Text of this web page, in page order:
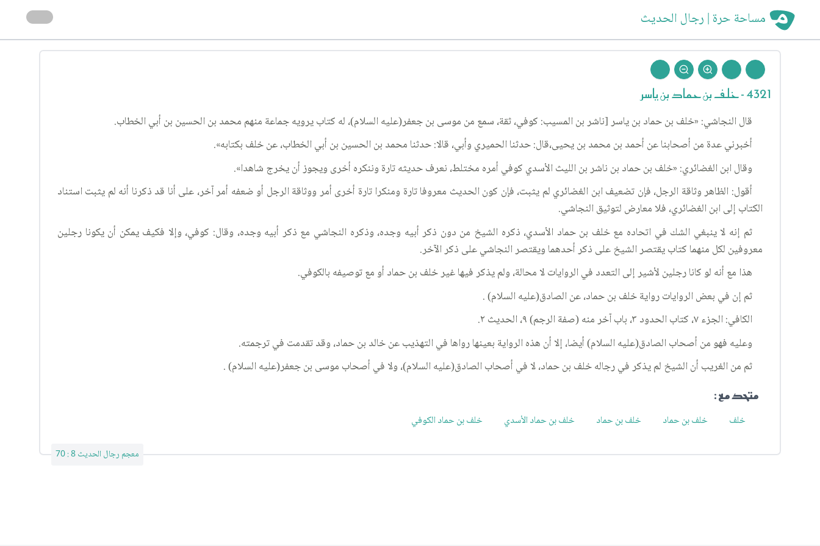
مساحة حرة | رجال الحديث
4321 - خلف بن حماد بن ياسر
قال النجاشي: «خلف بن حماد بن ياسر [ناشر بن المسيب: كوفي، ثقة، سمع من موسى بن جعفر(عليه السلام)، له كتاب يرويه جماعة منهم محمد بن الحسين بن أبي الخطاب.
أخبرني عدة من أصحابنا عن أحمد بن محمد بن يحيى،قال: حدثنا الحميري وأبي، قالا: حدثنا محمد بن الحسين بن أبي الخطاب، عن خلف بكتابه».
وقال ابن الغضائري: «خلف بن حماد بن ناشر بن الليث الأسدي كوفي أمره مختلط، نعرف حديثه تارة وننكره أخرى ويجوز أن يخرج شاهدا».
أقول: الظاهر وثاقة الرجل، فإن تضعيف ابن الغضائري لم يثبت، فإن كون الحديث معروفا تارة ومنكرا تارة أخرى أمر ووثاقة الرجل أو ضعفه أمر آخر، على أنا قد ذكرنا أنه لم يثبت استناد
الكتاب إلى ابن الغضائري، فلا معارض لتوثيق النجاشي.
ثم إنه لا ينبغي الشك في اتحاده مع خلف بن حماد الأسدي، ذكره الشيخ من دون ذكر أبيه وجده، وذكره النجاشي مع ذكر أبيه وجده، وقال: كوفي، وإلا فكيف يمكن أن يكونا رجلين
معروفين لكل منهما كتاب يقتصر الشيخ على ذكر أحدهما ويقتصر النجاشي على ذكر الآخر.
هذا مع أنه لو كانا رجلين لأشير إلى التعدد في الروايات لا محالة، ولم يذكر فيها غير خلف بن حماد أو مع توصيفه بالكوفي.
ثم إن في بعض الروايات رواية خلف بن حماد، عن الصادق(عليه السلام) .
الكافي: الجزء ٧، كتاب الحدود ٣، باب آخر منه (صفة الرجم) ٩، الحديث ٢.
وعليه فهو من أصحاب الصادق(عليه السلام) أيضا، إلا أن هذه الرواية بعينها رواها في التهذيب عن خالد بن حماد، وقد تقدمت في ترجمته.
ثم من الغريب أن الشيخ لم يذكر في رجاله خلف بن حماد، لا في أصحاب الصادق(عليه السلام)، ولا في أصحاب موسى بن جعفر(عليه السلام) .
متحد مع :
خلف خلف بن حماد خلف بن حماد خلف بن حماد الأسدي خلف بن حماد الكوفي
معجم رجال الحديث 8 : 70